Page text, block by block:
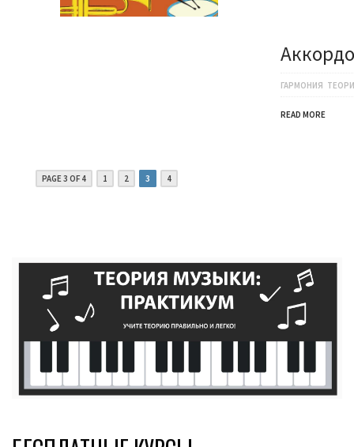
ГАРМОНИЯ
READ MORE
PAGE 3 OF 4 1 2 3 4